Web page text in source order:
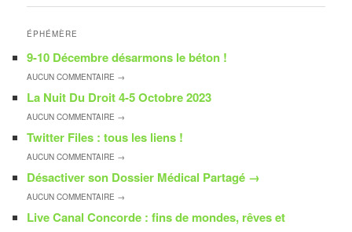
articles
ÉPHÉMÈRE
9-10 Décembre désarmons le béton !
AUCUNCOMMENTAIRE →
La Nuit Du Droit 4-5 Octobre 2023
AUCUNCOMMENTAIRE →
Twitter Files : tous les liens !
AUCUNCOMMENTAIRE →
Désactiver son Dossier Médical Partagé →
AUCUNCOMMENTAIRE →
Live Canal Concorde : fins de mondes, rêves et